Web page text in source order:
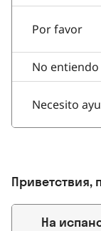
Por favor
No entiendo
Necesito
На